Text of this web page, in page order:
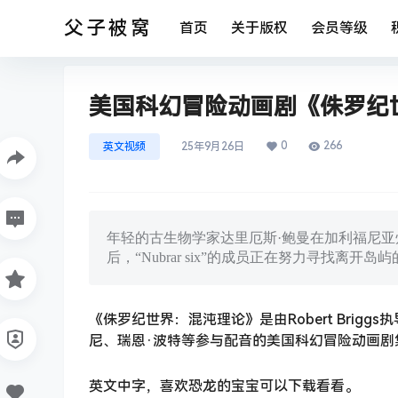
父子被窝 首页 关于版权 会员等级
美国科幻冒险动画剧《侏罗
英文视频 25年9月26日 0 266
年轻的古生物学家达里厄斯·鲍曼在加利福尼
后，“Nubrar six”的成员正在努力寻找离开岛
《侏罗纪世界：混沌理论》是由Robert Briggs
尼、瑞恩·波特等参与配音的美国科幻冒险动画
英文中字，喜欢恐龙的宝宝可以下载看看。